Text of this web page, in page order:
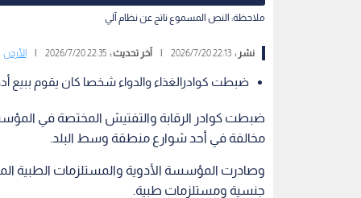
ملاحظة: النص المسموع ناتج عن نظام آلي
نشر :22:13 2026/7/20 آخر تحديث :22:35 2026/7/20 الأردن
ضبطت كوادرالغذاء والدواء شخصا كان يقوم ببيع
ضبطت كوادر الرقابة والتفتيش المختصة في
مخالفة في أحد شوارع منطقة وسط البلد.
وصادرت المؤسسة الأدوية والمستلزمات الطبية
جنسية ومستلزمات طبية.